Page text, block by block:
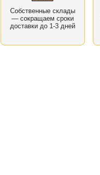
Собственные склады
— сокращаем сроки
доставки до 1-3 дней